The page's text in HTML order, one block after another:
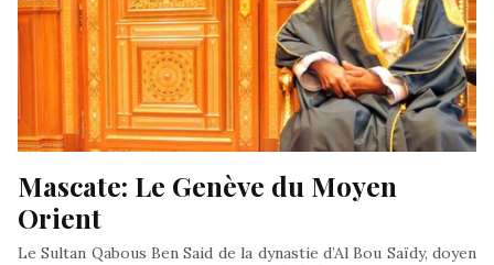
Mascate: Le Genève du Moyen
Orient
Le Sultan Qabous Ben Said de la dynastie d’Al Bou Saïdy, doyen